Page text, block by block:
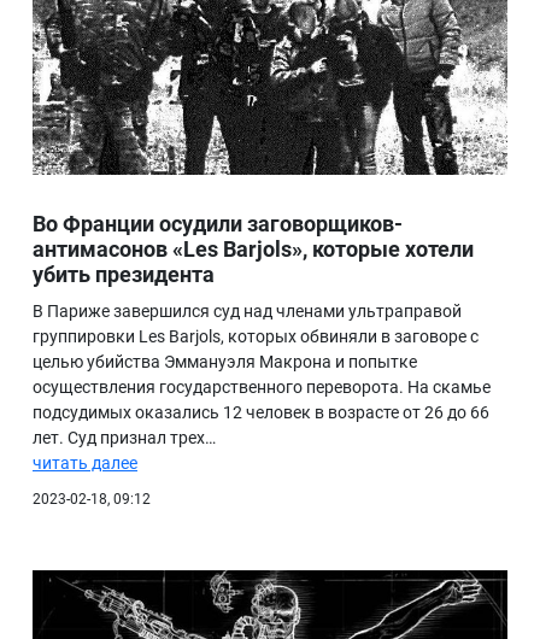
Во Франции осудили заговорщиков-
антимасонов «Les Barjols», которые хотели
убить президента
В Париже завершился суд над членами ультраправой
группировки Les Barjols, которых обвиняли в заговоре с
целью убийства Эммануэля Макрона и попытке
осуществления государственного переворота. На скамье
подсудимых оказались 12 человек в возрасте от 26 до 66
лет. Суд признал трех…
читать далее
2023-02-18, 09:12